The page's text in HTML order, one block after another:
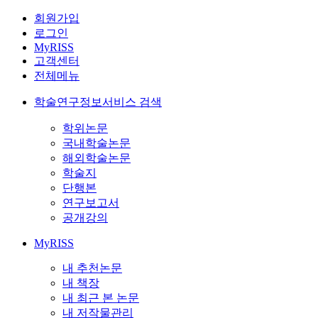
회원가입
로그인
MyRISS
고객센터
전체메뉴
학술연구정보서비스 검색
학위논문
국내학술논문
해외학술논문
학술지
단행본
연구보고서
공개강의
MyRISS
내 추천논문
내 책장
내 최근 본 논문
내 저작물관리